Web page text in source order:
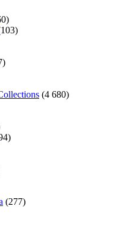
(4 680)
(277)